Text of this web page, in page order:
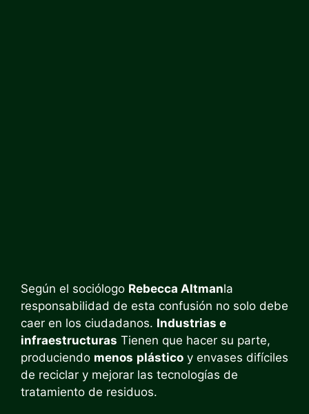
Según el sociólogo Rebecca Altmanla
responsabilidad de esta confusión no solo debe
caer en los ciudadanos. Industrias e
infraestructuras Tienen que hacer su parte,
produciendo menos plástico y envases difíciles
de reciclar y mejorar las tecnologías de
tratamiento de residuos.